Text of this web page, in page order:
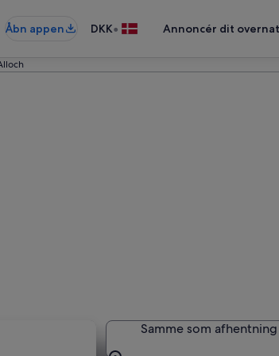
Åbn appen DKK• Annoncér dit
Samme som afhentning